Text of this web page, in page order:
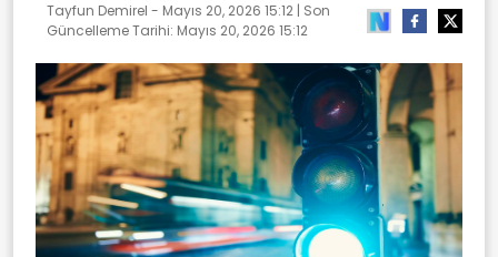
Tayfun Demirel - Mayıs 20, 2026 15:12 | Son
Güncelleme Tarihi: Mayıs 20, 2026 15:12